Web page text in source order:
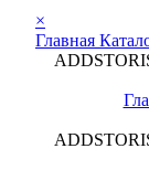
×
Главная